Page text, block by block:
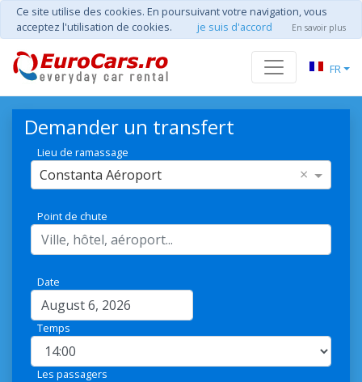
Ce site utilise des cookies. En poursuivant votre navigation, vous
acceptez l'utilisation de cookies.
je suis d'accord En savoir plus
FR
Demander un transfert
Lieu de ramassage
Constanta Aéroport ×
Point de chute
Date
Temps
Les passagers